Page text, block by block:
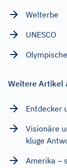
Welterbe
UNESCO
Weitere Artikel
Entdecker
Visionäre
kluge
Amerika –